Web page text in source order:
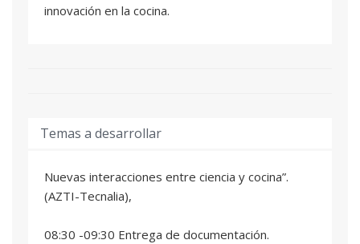
innovación en la cocina.
Temas a desarrollar
Nuevas interacciones entre ciencia y cocina”.
(AZTI-Tecnalia),
08:30 -09:30 Entrega de documentación.